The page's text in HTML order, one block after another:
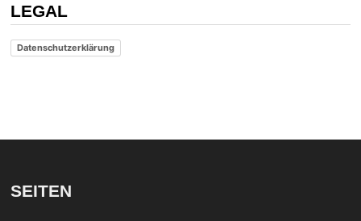
LEGAL
Datenschutzerklärung
SEITEN